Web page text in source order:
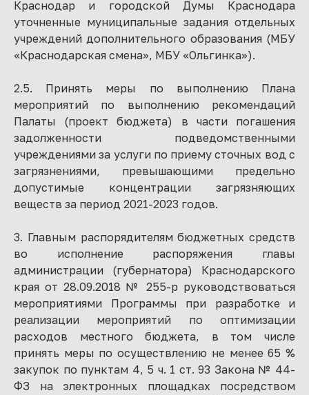
Краснодар и городской Думы Краснодара
уточненные муниципальные задания отдельных
учреждений дополнительного образования (МБУ
«Краснодарская смена», МБУ «Ольгинка»).
2.5. Принять меры по выполнению Плана
мероприятий по выполнению рекомендаций
Палаты (проект бюджета) в части погашения
задолженности подведомственными
учреждениями за услуги по приему сточных вод с
загрязнениями, превышающими предельно
допустимые концентрации загрязняющих
веществ за период 2021-2023 годов.
3. Главным распорядителям бюджетных средств
во исполнение распоряжения главы
администрации (губернатора) Краснодарского
края от 28.09.2018 № 255-р руководствоваться
мероприятиями Программы при разработке и
реализации мероприятий по оптимизации
расходов местного бюджета, в том числе
принять меры по осуществлению не менее 65 %
закупок по пунктам 4, 5 ч. 1 ст. 93 Закона № 44-
ФЗ на электронных площадках посредством